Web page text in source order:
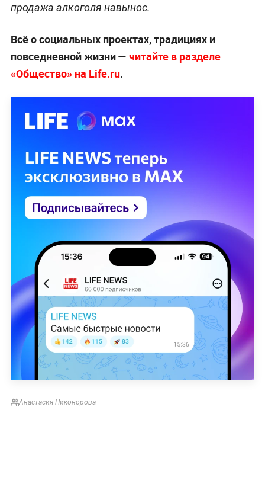
продажа алкоголя навынос.
Всё о социальных проектах, традициях и
повседневной жизни — читайте в разделе
«Общество» на Life.ru.
Анастасия Никонорова